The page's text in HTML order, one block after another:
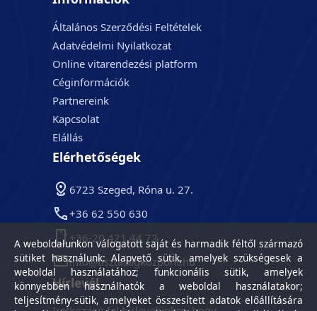
Általános Szerződési Feltételek
Adatvédelmi Nyilatkozat
Online vitarendezési platform
Céginformációk
Partnereink
Kapcsolat
Elállás
Elérhetőségek
6723 Szeged, Róna u. 27.
+36 62 550 630
+36-20 421 44 72
info@tisztasagkozpont.hu
Hírlevél
A weboldalunkon válogatott saját és harmadik féltől származó
sütiket használunk: Alapvető sütik, amelyek szükségesek a
weboldal használatához; funkcionális sütik, amelyek
könnyebben használhatók a weboldal használatakor;
teljesítmény-sütik, amelyeket összesített adatok előállítására